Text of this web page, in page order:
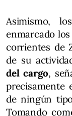
Asimismo,
enmarcado
corrientes de
de su
del cargo,
precisamente
de ningún
Tomando